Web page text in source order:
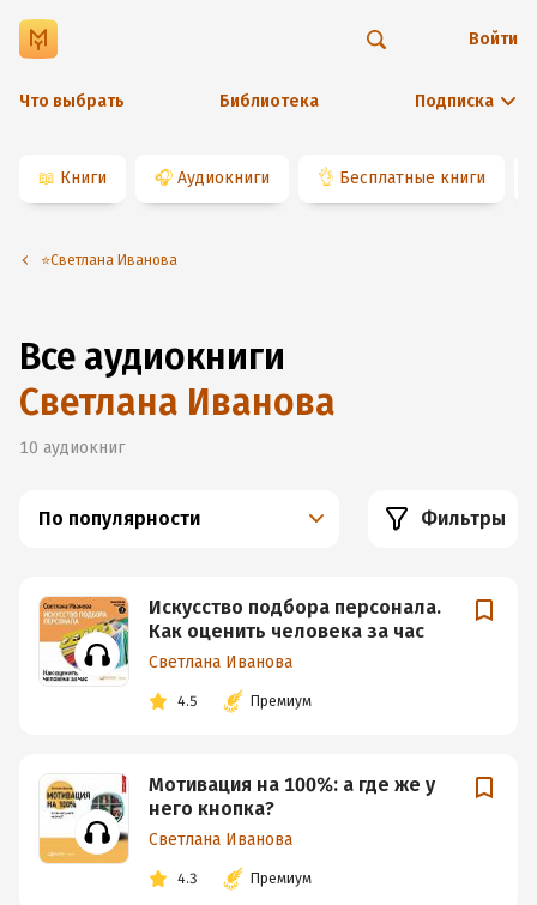
Что выбрать Библиотека Подписка
Войти
📖 Книги 🎧 Аудиокниги 👌 Бесплатные книги
⭐️Светлана Иванова
Все аудиокниги
Светлана Иванова
10 аудиокниг
По популярности Фильтры
Искусство подбора персонала.
Как оценить человека за час
Светлана Иванова
4.5 Премиум
Мотивация на 100%: а где же у
него кнопка?
Светлана Иванова
4.3 Премиум